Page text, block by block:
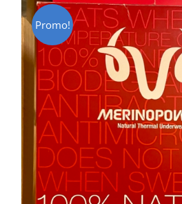
Promo!